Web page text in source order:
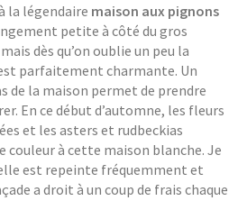
la légendaire maison aux pignons
petite à côté du gros
dès qu’on oublie un peu la
parfaitement charmante. Un
de la maison permet de prendre
En ce début d’automne, les fleurs
et les asters et rudbeckias
couleur à cette maison blanche. Je
est repeinte fréquemment et
a droit à un coup de frais chaque